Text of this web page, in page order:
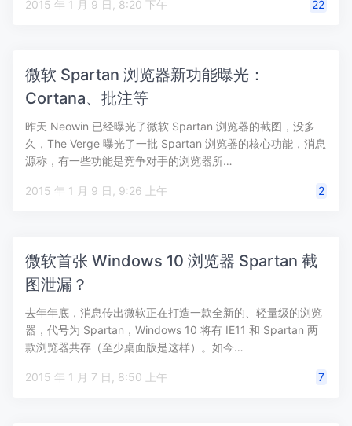
2015 年 1 月 9 日, 8:20 下午 22
微软 Spartan 浏览器新功能曝光：
Cortana、批注等
昨天 Neowin 已经曝光了微软 Spartan 浏览器的截图，没多
久，The Verge 曝光了一批 Spartan 浏览器的核心功能，消息
源称，有一些功能是竞争对手的浏览器所…
2015 年 1 月 9 日, 9:26 上午 2
微软首张 Windows 10 浏览器 Spartan 截
图泄漏？
去年年底，消息传出微软正在打造一款全新的、轻量级的浏览
器，代号为 Spartan，Windows 10 将有 IE11 和 Spartan 两
款浏览器共存（至少桌面版是这样）。如今…
2015 年 1 月 7 日, 8:50 上午 7